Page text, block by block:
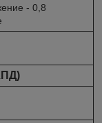
- 0,8